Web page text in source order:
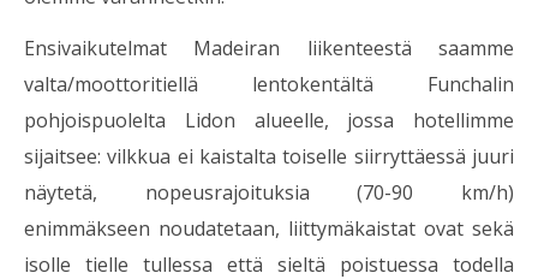
Ensivaikutelmat Madeiran liikenteestä saamme
valta/moottoritiellä lentokentältä Funchalin
pohjoispuolelta Lidon alueelle, jossa hotellimme
sijaitsee: vilkkua ei kaistalta toiselle siirryttäessä juuri
näytetä, nopeusrajoituksia (70-90 km/h)
enimmäkseen noudatetaan, liittymäkaistat ovat sekä
isolle tielle tullessa että sieltä poistuessa todella